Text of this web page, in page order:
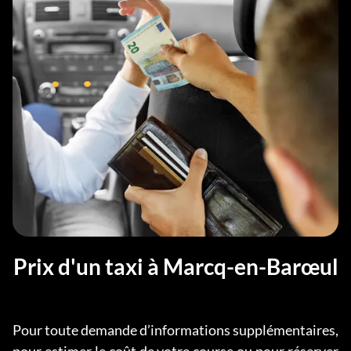
Prix d'un taxi à Marcq-en-Barœul
Pour toute demande d’informations supplémentaires,